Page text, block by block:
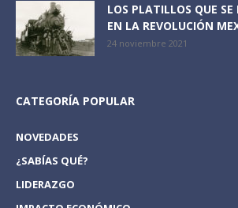
LOS PLATILLOS QUE
EN LA REVOLUCIÓN
24 noviembre 2021
CATEGORÍA POPULAR
NOVEDADES
¿SABÍAS QUÉ?
LIDERAZGO